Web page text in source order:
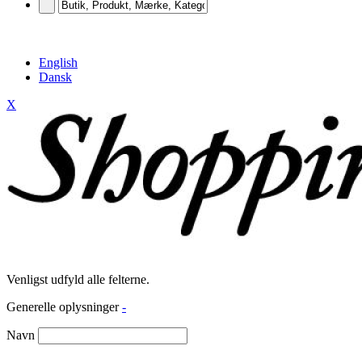
English
Dansk
X
Venligst udfyld alle felterne.
Generelle oplysninger -
Navn